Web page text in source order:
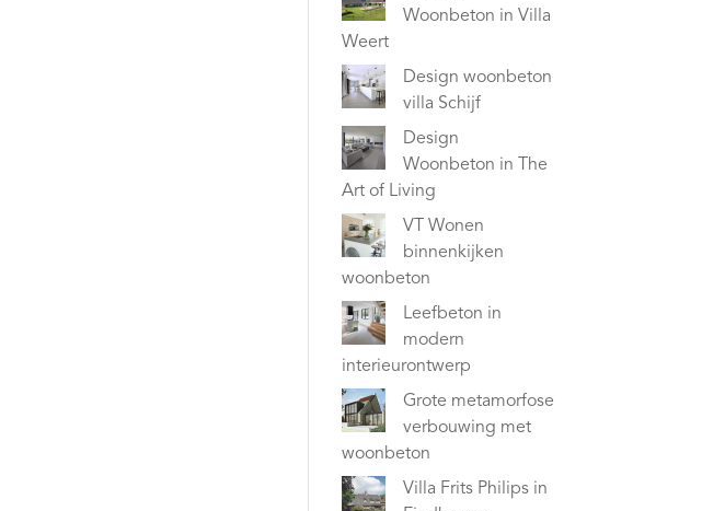
Woonbeton in Villa
Weert
Design woonbeton
villa Schijf
Design
Woonbeton in The
Art of Living
VT Wonen
binnenkijken
woonbeton
Leefbeton in
modern
interieurontwerp
Grote metamorfose
verbouwing met
woonbeton
Villa Frits Philips in